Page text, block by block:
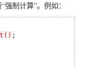
制计算”。例如：